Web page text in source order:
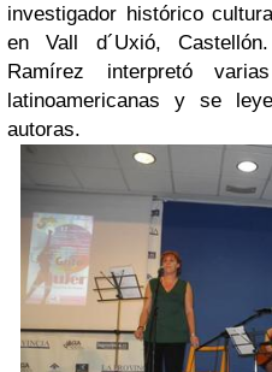
investigador histórico
en Vall d´Uxió,
Ramírez interpretó
latinoamericanas y se
autoras.